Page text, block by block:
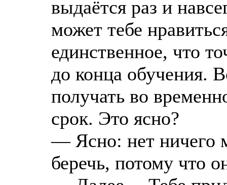
выдаётся раз и
может тебе
единственное, что
до конца обучения.
получать во
срок. Это ясно?
— Ясно: нет ничего
беречь, потому что